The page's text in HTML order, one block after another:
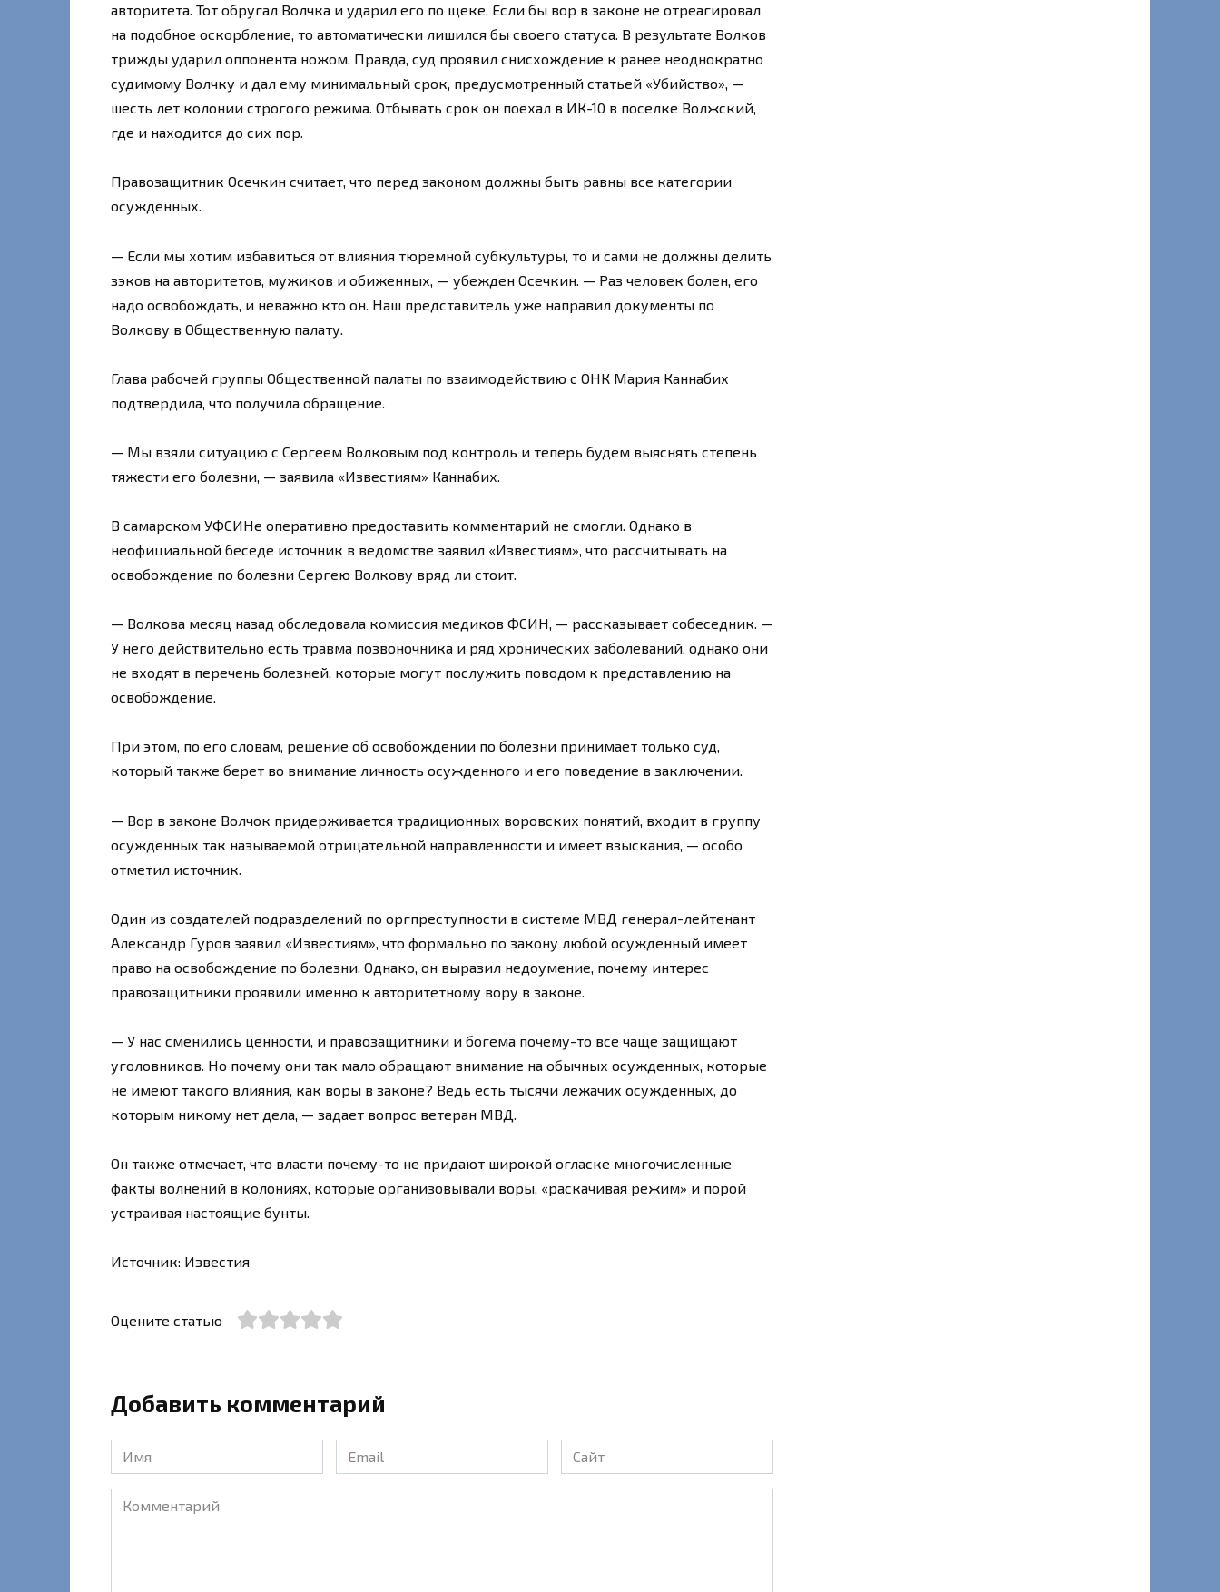
авторитета. Тот обругал Волчка и ударил его по щеке. Если бы вор в законе не отреагировал
на подобное оскорбление, то автоматически лишился бы своего статуса. В результате Волков
трижды ударил оппонента ножом. Правда, суд проявил снисхождение к ранее неоднократно
судимому Волчку и дал ему минимальный срок, предусмотренный статьей «Убийство», —
шесть лет колонии строгого режима. Отбывать срок он поехал в ИК-10 в поселке Волжский,
где и находится до сих пор.
Правозащитник Осечкин считает, что перед законом должны быть равны все категории
осужденных.
— Если мы хотим избавиться от влияния тюремной субкультуры, то и сами не должны делить
зэков на авторитетов, мужиков и обиженных, — убежден Осечкин. — Раз человек болен, его
надо освобождать, и неважно кто он. Наш представитель уже направил документы по
Волкову в Общественную палату.
Глава рабочей группы Общественной палаты по взаимодействию с ОНК Мария Каннабих
подтвердила, что получила обращение.
— Мы взяли ситуацию с Сергеем Волковым под контроль и теперь будем выяснять степень
тяжести его болезни, — заявила «Известиям» Каннабих.
В самарском УФСИНе оперативно предоставить комментарий не смогли. Однако в
неофициальной беседе источник в ведомстве заявил «Известиям», что рассчитывать на
освобождение по болезни Сергею Волкову вряд ли стоит.
— Волкова месяц назад обследовала комиссия медиков ФСИН, — рассказывает собеседник. —
У него действительно есть травма позвоночника и ряд хронических заболеваний, однако они
не входят в перечень болезней, которые могут послужить поводом к представлению на
освобождение.
При этом, по его словам, решение об освобождении по болезни принимает только суд,
который также берет во внимание личность осужденного и его поведение в заключении.
— Вор в законе Волчок придерживается традиционных воровских понятий, входит в группу
осужденных так называемой отрицательной направленности и имеет взыскания, — особо
отметил источник.
Один из создателей подразделений по оргпреступности в системе МВД генерал-лейтенант
Александр Гуров заявил «Известиям», что формально по закону любой осужденный имеет
право на освобождение по болезни. Однако, он выразил недоумение, почему интерес
правозащитники проявили именно к авторитетному вору в законе.
— У нас сменились ценности, и правозащитники и богема почему-то все чаще защищают
уголовников. Но почему они так мало обращают внимание на обычных осужденных, которые
не имеют такого влияния, как воры в законе? Ведь есть тысячи лежачих осужденных, до
которым никому нет дела, — задает вопрос ветеран МВД.
Он также отмечает, что власти почему-то не придают широкой огласке многочисленные
факты волнений в колониях, которые организовывали воры, «раскачивая режим» и порой
устраивая настоящие бунты.
Источник: Известия
Оцените статью
Добавить комментарий
Имя
*
Email
*
Сайт
Комментарий